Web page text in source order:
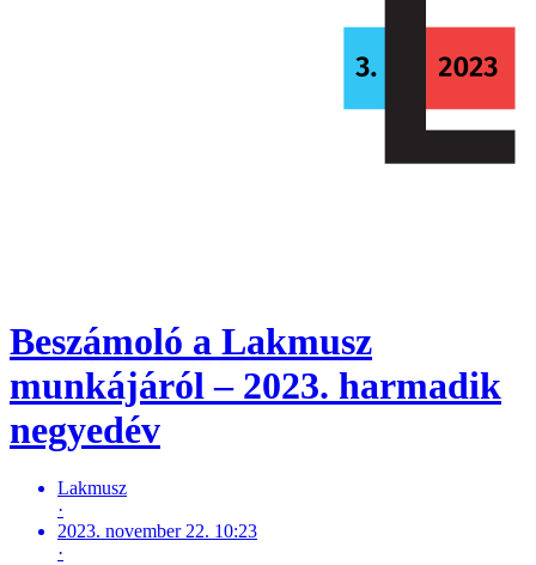
Beszámoló a Lakmusz
munkájáról – 2023. harmadik
negyedév
Lakmusz
·
2023. november 22. 10:23
·